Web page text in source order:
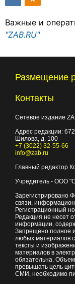
Важные и
"ZAB.RU"
Размещение
Контакты
Сетевое издание
Адрес редакции:
Шилова, д. 100
+7 (3022) 32-55-66
info@zab.ru
Главный редактор
Учредитель - ООО
Зарегистрировано
связи,
Регистрационный
Редакция не несет
информации,
Запрещено полное
любых материалов
тексты и
материалов в
обязательна.
превышать цель
СМИ, необходимо